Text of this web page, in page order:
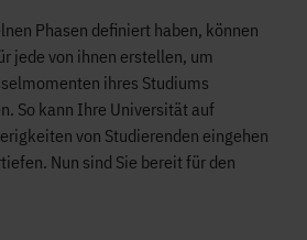
Phasen definiert haben, können
jede von ihnen erstellen, um
ihres Studiums
So kann Ihre Universität auf
von Studierenden eingehen
Nun sind Sie bereit für den